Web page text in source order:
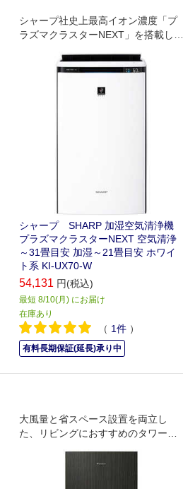
シャープ社史上最高イオン濃度「プ
ラズマクラスターNEXT」を搭載し、
シャープ SHARP 加湿空気清浄機
プラズマクラスターNEXT 空気清浄
～31畳目安 加湿～21畳目安 ホワイ
ト系 KI-UX70-W
54,131 円(税込)
最短 8/10(月) にお届け
在庫あり
（ 1件 ）
有料長期保証(延長)承り中
大風量と省スペース設置を両立し
た、リビングにおすすめのタワー型